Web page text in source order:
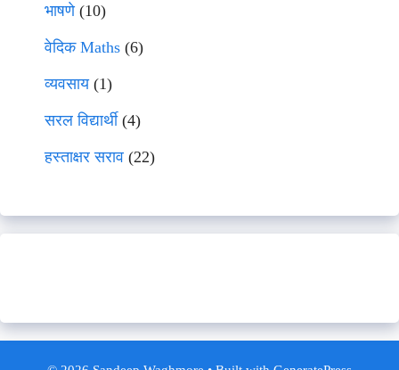
भाषणे(10)
वेदिक Maths (6)
व्यवसाय(1)
सरल विद्यार्थी(4)
हस्ताक्षर सराव (22)